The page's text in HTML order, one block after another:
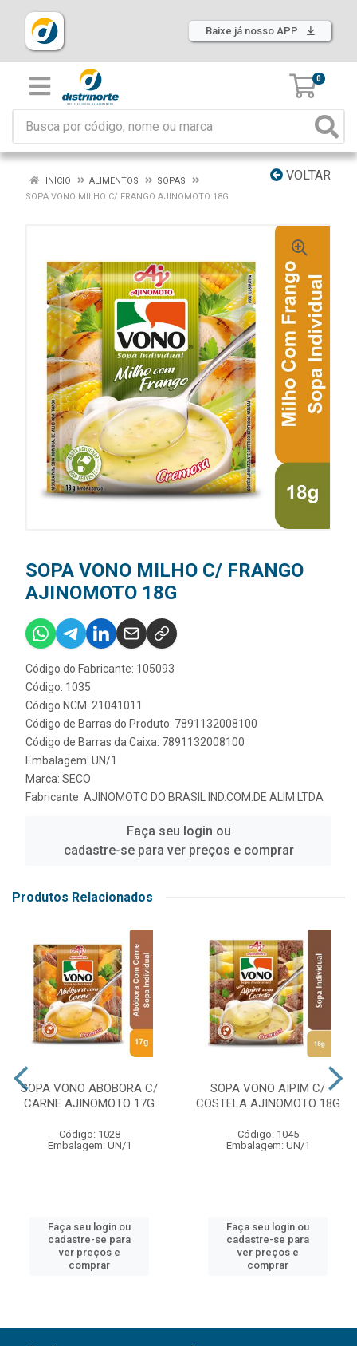
Baixe já nosso APP
0
VOLTAR
INÍCIO ALIMENTOS
SOPAS
SOPA VONO MILHO C/ FRANGO AJINOMOTO 18G
SOPA VONO MILHO C/ FRANGO
AJINOMOTO 18G
Código do Fabricante: 105093
Código: 1035
Código NCM: 21041011
Código de Barras do Produto: 7891132008100
Código de Barras da Caixa: 7891132008100
Embalagem: UN/1
Marca: SECO
Fabricante: AJINOMOTO DO BRASIL IND.COM.DE ALIM.LTDA
Faça seu login ou
cadastre-se para ver preços e comprar
Produtos Relacionados
SOPA VONO ABOBORA C/
CARNE AJINOMOTO 17G
Código: 1028
Embalagem: UN/1
Faça seu login ou
cadastre-se para
ver preços e
comprar
SOPA VONO AIPIM C/
COSTELA AJINOMOTO 18G
Código: 1045
Embalagem: UN/1
Faça seu login ou
cadastre-se para
ver preços e
comprar